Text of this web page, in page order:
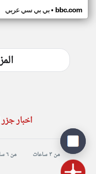
بي بي سي عربي• bbc.com
اخبار
من ٣ ساعات من ٦ ساعات